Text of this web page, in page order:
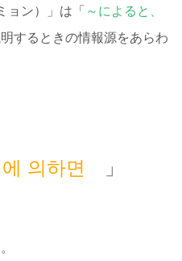
ョン）」は「～によると、
するときの情報源をあらわ
에 의하면 」